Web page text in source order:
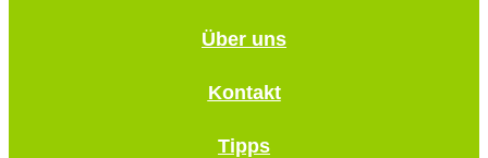
Über uns
Kontakt
Tipps